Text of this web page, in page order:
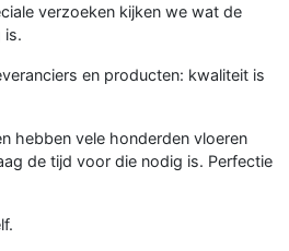
verzoeken kijken we wat de
is.
en producten: kwaliteit is
hebben vele honderden vloeren
de tijd voor die nodig is. Perfectie